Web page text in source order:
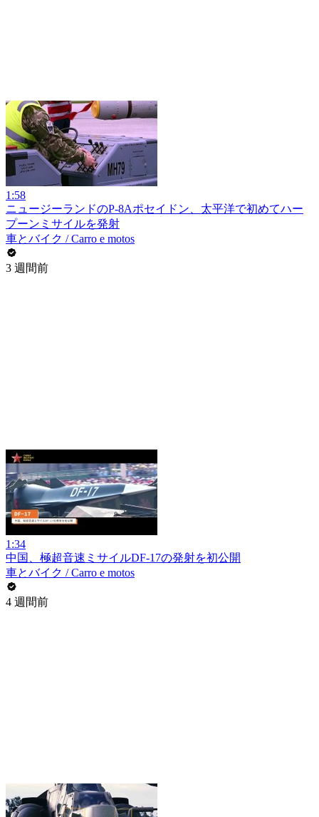
1:58
ニュージーランドのP-8Aポセイドン、太平洋で初めてハー
プーンミサイルを発射
車とバイク / Carro e motos
3 週間前
1:34
中国、極超音速ミサイルDF-17の発射を初公開
車とバイク / Carro e motos
4 週間前